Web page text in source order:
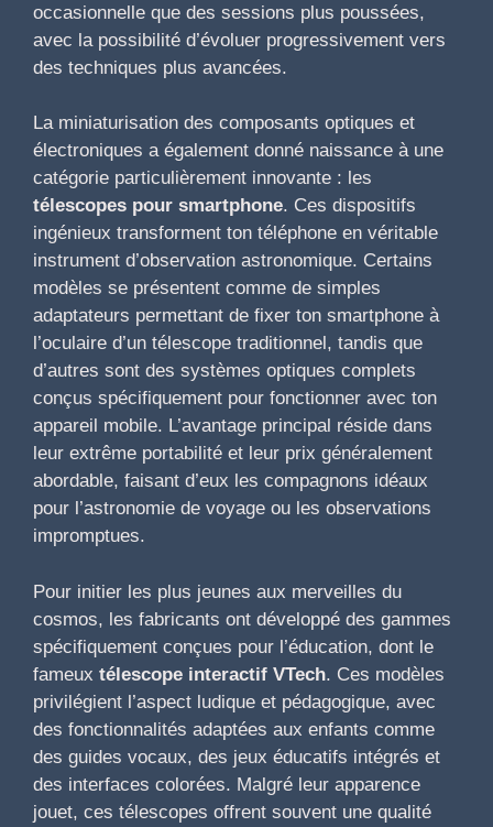
occasionnelle que des sessions plus poussées,
avec la possibilité d’évoluer progressivement vers
des techniques plus avancées.
La miniaturisation des composants optiques et
électroniques a également donné naissance à une
catégorie particulièrement innovante : les
télescopes pour smartphone. Ces dispositifs
ingénieux transforment ton téléphone en véritable
instrument d’observation astronomique. Certains
modèles se présentent comme de simples
adaptateurs permettant de fixer ton smartphone à
l’oculaire d’un télescope traditionnel, tandis que
d’autres sont des systèmes optiques complets
conçus spécifiquement pour fonctionner avec ton
appareil mobile. L’avantage principal réside dans
leur extrême portabilité et leur prix généralement
abordable, faisant d’eux les compagnons idéaux
pour l’astronomie de voyage ou les observations
impromptues.
Pour initier les plus jeunes aux merveilles du
cosmos, les fabricants ont développé des gammes
spécifiquement conçues pour l’éducation, dont le
fameux télescope interactif VTech. Ces modèles
privilégient l’aspect ludique et pédagogique, avec
des fonctionnalités adaptées aux enfants comme
des guides vocaux, des jeux éducatifs intégrés et
des interfaces colorées. Malgré leur apparence
jouet, ces télescopes offrent souvent une qualité